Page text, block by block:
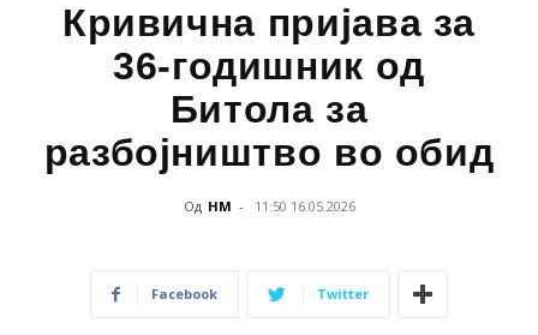
Кривична пријава за
36-годишник од
Битола за
разбојништво во обид
Од НМ - 11:50 16.05.2026
Facebook Twitter